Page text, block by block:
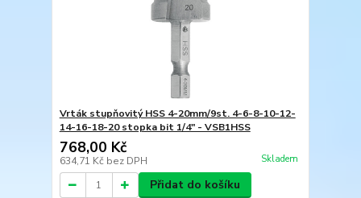
Vrták stupňovitý HSS 4-20mm/9st. 4-6-8-10-12-
14-16-18-20 stopka bit 1/4" - VSB1HSS
768,00 Kč
634,71 Kč bez DPH Skladem
Přidat do košíku